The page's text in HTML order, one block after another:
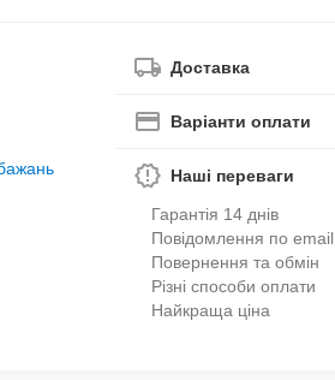
Доставка
Варіанти оплати
Наші переваги
Гарантія 14 днів
Повідомлення по email
Повернення та обмін
Різні способи оплати
Найкраща ціна